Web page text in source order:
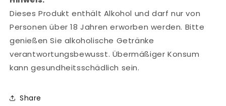
Dieses Produkt enthält Alkohol und darf nur von
Personen über 18 Jahren erworben werden. Bitte
genießen Sie alkoholische Getränke
verantwortungsbewusst. Übermäßiger Konsum
kann gesundheitsschädlich sein.
Share